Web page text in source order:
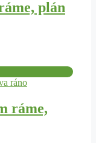
plán
ráme,